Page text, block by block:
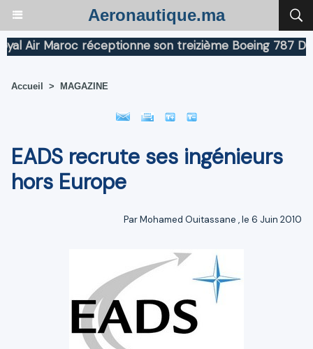
Aeronautique.ma
Air Maroc réceptionne son treizième Boeing 787
Accueil > MAGAZINE
EADS recrute ses ingénieurs
hors Europe
ParMohamed Ouitassane , le 6 Juin 2010